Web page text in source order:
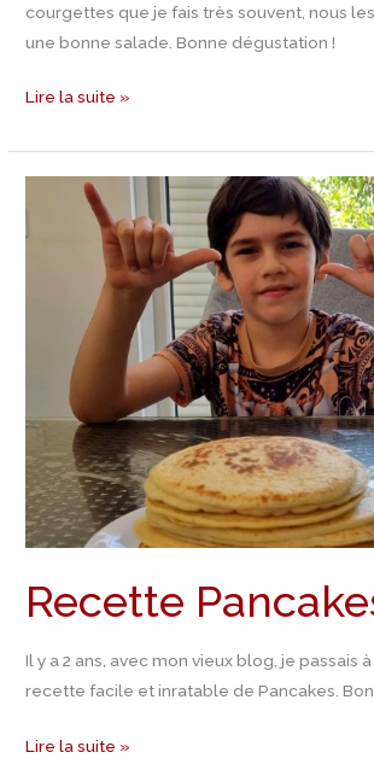
courgettes que je fais très souvent, nous
une bonne salade. Bonne dégustation !
Lire la suite »
Recette
Il y a 2 ans, avec mon vieux blog, je passais
recette facile et inratable de Pancakes.
Recette
Pancakes
Lire la suite »